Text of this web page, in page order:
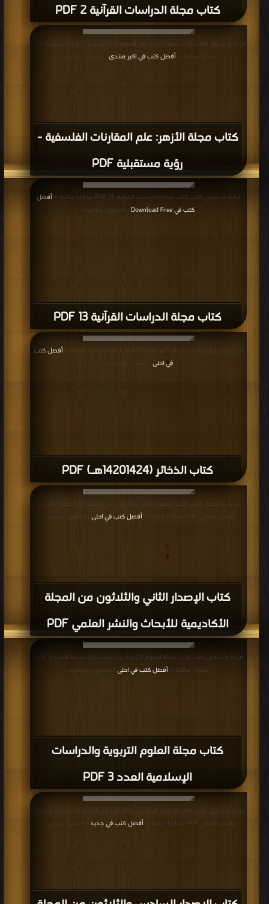
كتاب مجلة الدراسات القرآنية 2 PDF
كتاب مجلة الأزهر: علم المقارنات الفلسفية -
رؤية مستقبلية PDF
مجانا | مكتبة >أفضل كتب في اكبر منتدى | التحميل : مرة/مرات
كتاب مجلة الدراسات القرآنية 13 PDF
قراءة و تحميل كتاب كتاب مجلة الدراسات القرآنية 13 PDF مجانا | مكتبة >
أفضل
كتب في Download Free
| التحميل : مرة/مرات
كتاب الذخائر (14201424هـ) PDF
قراءة و تحميل كتاب كتاب الذخائر (14201424هـ) PDF مجانا | مكتبة >
أفضل كتب
في احلى
| التحميل : مرة/مرات
كتاب الإصدار الثاني والثلاثون من المجلة
الأكاديمية للأبحاث والنشر العلمي PDF
قراءة و تحميل كتاب كتاب الإصدار الثاني والثلاثون من المجلة الأكاديمية للأبحاث
والنشر العلمي PDF مجانا | مكتبة >
أفضل كتب في احلى | التحميل : مرة/مرات
كتاب مجلة العلوم التربوية والدراسات
الإسلامية العدد 3 PDF
مجانا | مكتبة >أفضل كتب في احلى | التحميل : مرة/مرات
قراءة و تحميل كتاب كتاب الإصدار السادس والثلاثون من المجلة الأكاديمية للأبحاث
والنشر العلمي PDF مجانا | مكتبة >
أفضل كتب في جديد | التحميل : مرة/مرات